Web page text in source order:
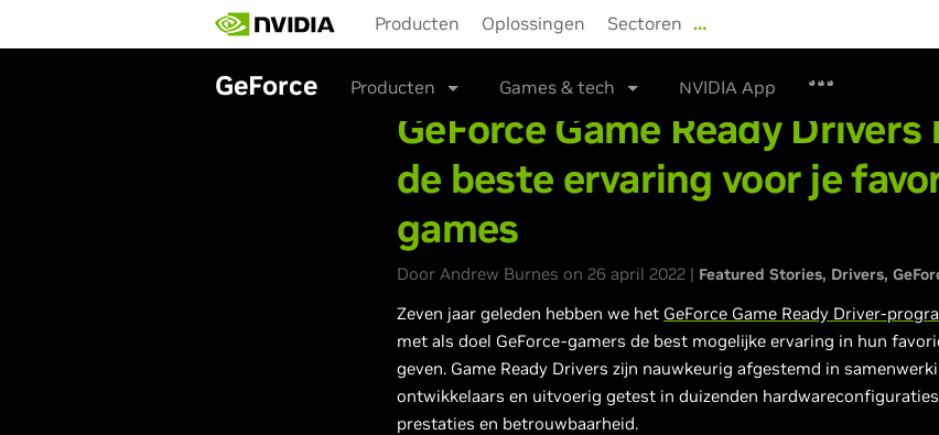
main
Producten Oplossingen Sectoren …
Shop Stuurprogramma's
GeForce Producten Games & tech NVIDIA App
GeForce Game Ready Drivers
de beste ervaring voor je
games
Door Andrew Burnes on 26 april 2022 | Featured Stories Drivers
Zeven jaar geleden hebben we het GeForce Game Ready Driver-
met als doel GeForce-gamers de best mogelijke ervaring in hun
geven. Game Ready Drivers zijn nauwkeurig afgestemd in
ontwikkelaars en uitvoerig getest in duizenden
prestaties en betrouwbaarheid.